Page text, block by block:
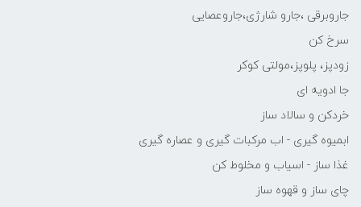
جاروبرقی ،جارو شارژی،جاروعصایی
سرخ کن
زودپز، پلوپز،مولتی کوکر
جا ادویه ای
خردکن و سالاد ساز
ابمیوه گیری - اب مرکبات گیری و عصاره گیری
غذا ساز - اسیاب و مخلوط کن
چای ساز و قهوه ساز